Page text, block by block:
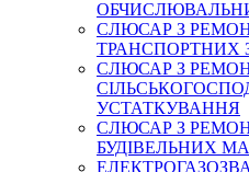
СЛЮСАР З
ТРАНСПОРТНИХ
СЛЮСАР З
УСТАТКУВАННЯ
СЛЮСАР З
БУДІВЕЛЬНИХ